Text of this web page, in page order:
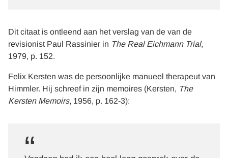
Dit citaat is ontleend aan het verslag van de van de
revisionist Paul Rassinier in The Real Eichmann Trial,
1979, p. 152.
Felix Kersten was de persoonlijke manueel therapeut van
Himmler. Hij schreef in zijn memoires (Kersten, The
Kersten Memoirs, 1956, p. 162-3):